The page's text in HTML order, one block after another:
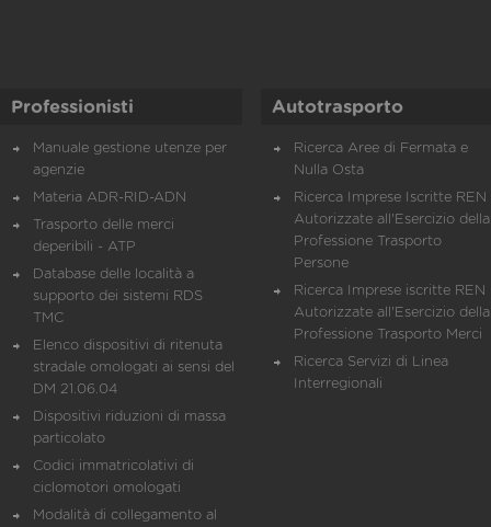
Professionisti
Manuale gestione utenze per
agenzie
Materia ADR-RID-ADN
Trasporto delle merci
deperibili - ATP
Database delle località a
supporto dei sistemi RDS
TMC
Elenco dispositivi di ritenuta
stradale omologati ai sensi del
DM 21.06.04
Dispositivi riduzioni di massa
particolato
Codici immatricolativi di
ciclomotori omologati
Modalità di collegamento al
Autotrasporto
Ricerca Aree di Fermata e
Nulla Osta
Ricerca Imprese Iscritte REN
Autorizzate all'Esercizio della
Professione Trasporto
Persone
Ricerca Imprese iscritte REN
Autorizzate all'Esercizio della
Professione Trasporto Merci
Ricerca Servizi di Linea
Interregionali